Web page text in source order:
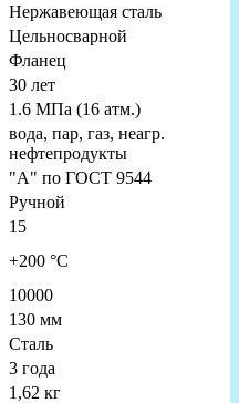
Нержавеющая сталь
Цельносварной
Фланец
30 лет
1.6 МПа (16 атм.)
вода, пар, газ, неагр.
нефтепродукты
"А" по ГОСТ 9544
Ручной
15
+200 °C
10000
130 мм
Сталь
3 года
1,62 кг